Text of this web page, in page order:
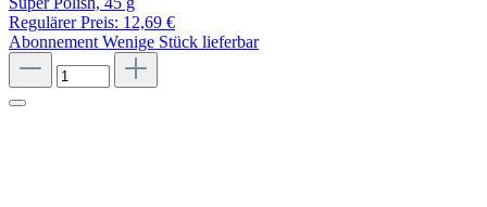
Regulärer Preis: 12,69 €
Abonnement Wenige Stück lieferbar